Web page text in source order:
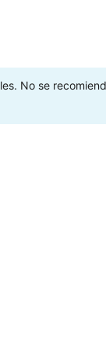
No se